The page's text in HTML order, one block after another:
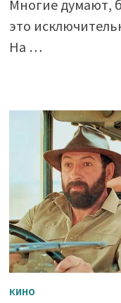
Многие думают,
это
На …
КИНО